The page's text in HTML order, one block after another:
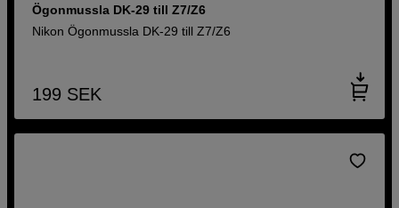
Ögonmussla DK-29 till Z7/Z6
Nikon Ögonmussla DK-29 till Z7/Z6
199 SEK